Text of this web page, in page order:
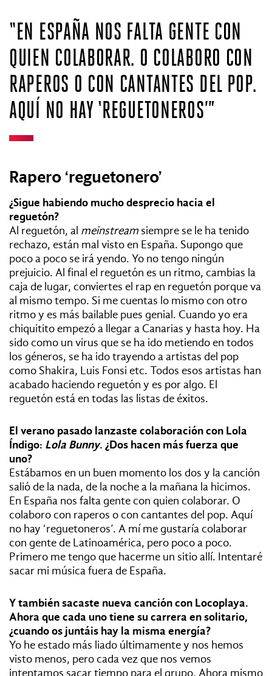
“EN ESPAÑA NOS FALTA GENTE CON
QUIEN COLABORAR. O COLABORO CON
RAPEROS O CON CANTANTES DEL POP.
AQUÍ NO HAY ‘REGUETONEROS’”
Rapero ‘reguetonero’
¿Sigue habiendo mucho desprecio hacia el
reguetón?
Al reguetón, al meinstreamsiempre se le ha tenido
rechazo, están mal visto en España. Supongo que
poco a poco se irá yendo. Yo no tengo ningún
prejuicio. Al final el reguetón es un ritmo, cambias la
caja de lugar, conviertes el rap en reguetón porque va
al mismo tempo. Si me cuentas lo mismo con otro
ritmo y es más bailable pues genial. Cuando yo era
chiquitito empezó a llegar a Canarias y hasta hoy. Ha
sido como un virus que se ha ido metiendo en todos
los géneros, se ha ido trayendo a artistas del pop
como Shakira, Luis Fonsi etc. Todos esos artistas han
acabado haciendo reguetón y es por algo. El
reguetón está en todas las listas de éxitos.
El verano pasado lanzaste colaboración con Lola
Índigo: Lola Bunny. ¿Dos hacen más fuerza que
uno?
Estábamos en un buen momento los dos y la canción
salió de la nada, de la noche a la mañana la hicimos.
En España nos falta gente con quien colaborar. O
colaboro con raperos o con cantantes del pop. Aquí
no hay ‘reguetoneros’. A mí me gustaría colaborar
con gente de Latinoamérica, pero poco a poco.
Primero me tengo que hacerme un sitio allí. Intentaré
sacar mi música fuera de España.
Y también sacaste nueva canción con Locoplaya.
Ahora que cada uno tiene su carrera en solitario,
¿cuando os juntáis hay la misma energía?
Yo he estado más liado últimamente y nos hemos
visto menos, pero cada vez que nos vemos
intentamos sacar tiempo para el grupo. Ahora mismo